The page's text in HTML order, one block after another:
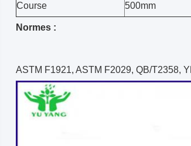
Course 500mm
Normes :
ASTM F1921, ASTM F2029, QB/T2358,